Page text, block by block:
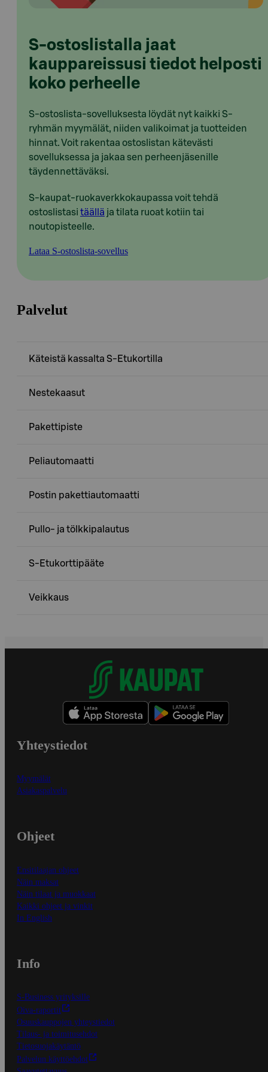
S-ostoslistalla jaat
kauppareissusi tiedot helposti
koko perheelle
S-ostoslista-sovelluksesta löydät nyt kaikki S-
ryhmän myymälät, niiden valikoimat ja tuotteiden
hinnat. Voit rakentaa ostoslistan kätevästi
sovelluksessa ja jakaa sen perheenjäsenille
täydennettäväksi.
S-kaupat-ruokaverkkokaupassa voit tehdä
ostoslistasi täällä ja tilata ruoat kotiin tai
noutopisteelle.
Lataa S-ostoslista-sovellus
Palvelut
Käteistä kassalta S-Etukortilla
Nestekaasut
Pakettipiste
Peliautomaatti
Postin pakettiautomaatti
Pullo- ja tölkkipalautus
S-Etukorttipääte
Veikkaus
Yhteystiedot
Myymälät
Asiakaspalvelu
Ohjeet
Ensitilaajan ohjeet
Näin maksat
Näin tilaat ja muokkaat
Kaikki ohjeet ja vinkit
In English
Info
S-Business yrityksille
Oiva-raportit
Osuuskauppojen yhteystiedot
Tilaus- ja toimitusehdot
Tietosuojakäytäntö
Palvelun käyttöehdot